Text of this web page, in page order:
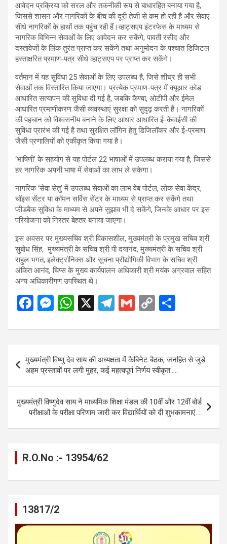
आवेदन प्रक्रिया को सरल और तकनीकी रूप से बाधारहित बनाया गया है,
जिससे शासन और नागरिकों के बीच की दूरी तेजी से कम हो रही है और सेवाएं
सीधे नागरिकों के हाथों तक पहुंच रही हैं।व्हाट्सएप इंटरफेस के माध्यम से
नागरिक विभिन्न सेवाओं के लिए आवेदन कर सकेंगे, पावती रसीद और
दस्तावेजों के लिंक तुरंत प्राप्त कर सकेंगे तथा अनुमोदन के पश्चात डिजिटल
हस्ताक्षरित प्रमाण-पत्र सीधे व्हाट्सएप पर प्राप्त कर सकेंगे।
वर्तमान में यह सुविधा 25 सेवाओं के लिए उपलब्ध है, जिसे शीघ्र ही सभी
सेवाओं तक विस्तारित किया जाएगा। प्रत्येक प्रमाण-पत्र में क्यूआर कोड
आधारित सत्यापन की सुविधा दी गई है, जबकि कैप्चा, ओटीपी और ईमेल
आधारित प्रमाणीकरण जैसी व्यवस्थाएं सुरक्षा को सुदृढ़ करती हैं। नागरिकों
की पहचान को विश्वसनीय बनाने के लिए आधार आधारित ई-केवाईसी की
सुविधा प्रारंभ की गई है तथा सुरक्षित लॉगिन हेतु डिजिलॉकर और ई-प्रमाण
जैसी प्रणालियों को एकीकृत किया गया है।
‘भाषिणी’ के सहयोग से यह पोर्टल 22 भाषाओं में उपलब्ध कराया गया है, जिससे
हर नागरिक अपनी भाषा में सेवाओं का लाभ ले सकेगा।
नागरिक ‘सेवा सेतु’ में उपलब्ध सेवाओं का लाभ वेब पोर्टल, लोक सेवा केंद्र,
चॉइस सेंटर या कॉमन सर्विस सेंटर के माध्यम से प्राप्त कर सकेंगे तथा
फीडबैक सुविधा के माध्यम से अपने सुझाव भी दे सकेंगे, जिनके आधार पर इस
परियोजना को निरंतर बेहतर बनाया जाएगा।
इस अवसर पर मुख्यसचिव श्री विकासशील, मुख्यमंत्री के प्रमुख सचिव श्री
सुबोध सिंह, मुख्यमंत्री के सचिव श्री पी दयानंद, मुख्यमंत्री के सचिव श्री
राहुल भगत, इलेक्ट्रॉनिक्स और सूचना प्रौद्योगिकी विभाग के सचिव श्री
अंकित आनंद, चिप्स के मुख्य कार्यपालन अधिकारी श्री मयंक अग्रवाल सहित
अन्य अधिकारीगण उपस्थित थे।
F
ce
b
o
o
k
M
se
n
g
er
W
at
A
p
p
X
T
e
gr
a
m
G
ail
C
py
n
k
ar
e
navigation
मुख्यमंत्री विष्णु देव साय की अध्यक्षता में कैबिनेट बैठक, जनहित से जुड़े
अहम प्रस्तावों पर लगी मुहर, कई महत्वपूर्ण निर्णय स्वीकृत…..
मुख्यमंत्री विष्णुदेव साय ने माध्यमिक शिक्षा मंडल की 10वीं और 12वीं बोर्ड
परीक्षाओं के परीक्षा परिणाम जारी कर विद्यार्थियों को दी शुभकामनाएं….
R.O.No :- 13954/62
13817/2